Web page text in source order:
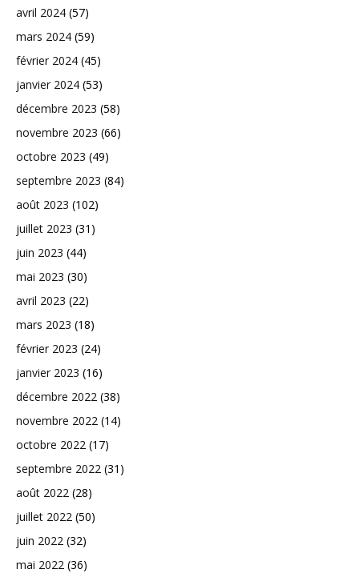
avril 2024 (57)
mars 2024 (59)
février 2024 (45)
janvier 2024 (53)
décembre 2023 (58)
novembre 2023 (66)
octobre 2023 (49)
septembre 2023 (84)
août 2023 (102)
juillet 2023 (31)
juin 2023 (44)
mai 2023 (30)
avril 2023 (22)
mars 2023 (18)
février 2023 (24)
janvier 2023 (16)
décembre 2022 (38)
novembre 2022 (14)
octobre 2022 (17)
septembre 2022 (31)
août 2022 (28)
juillet 2022 (50)
juin 2022 (32)
mai 2022 (36)